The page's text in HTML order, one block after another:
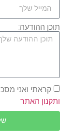
תוכן ההודעה:
קראתי ואני
ותקנון האתר